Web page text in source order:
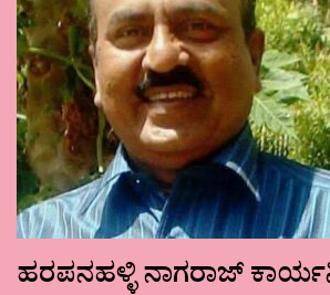
ಹರಪನಹಳ್ಳಿ ನಾಗರಾಜ್